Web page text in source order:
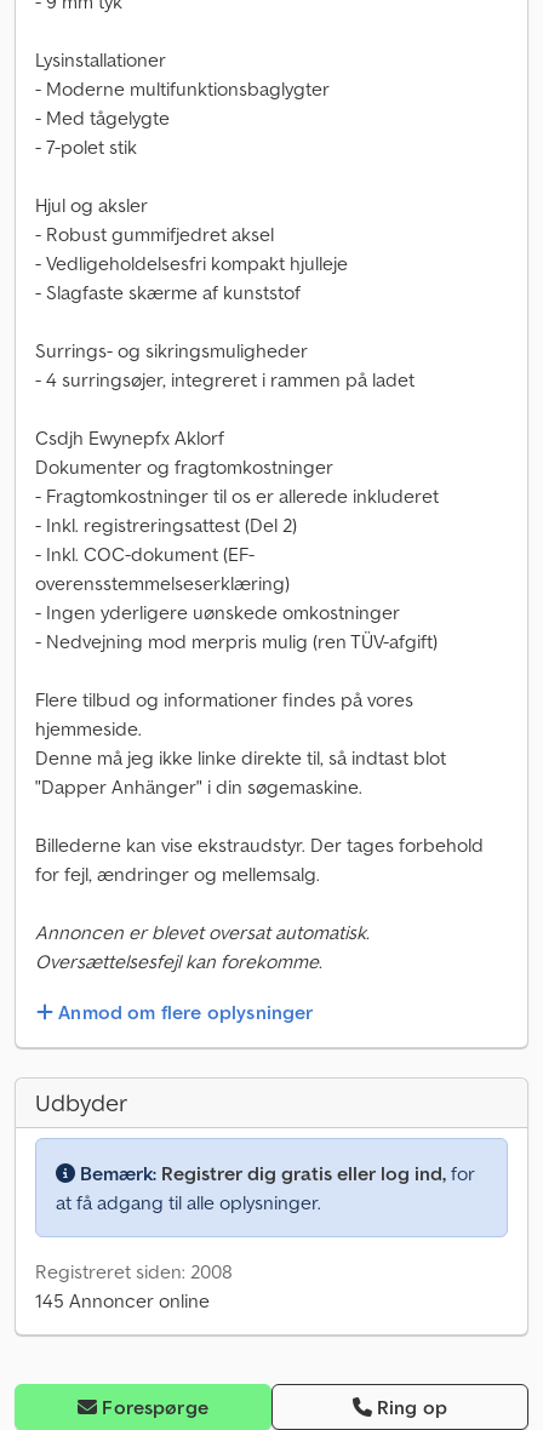
Lysinstallationer
- Moderne multifunktionsbaglygter
- Med tågelygte
- 7-polet stik
Hjul og aksler
- Robust gummifjedret aksel
- Vedligeholdelsesfri kompakt hjulleje
- Slagfaste skærme af kunststof
Surrings- og sikringsmuligheder
- 4 surringsøjer, integreret i rammen på ladet
Csdjh Ewynepfx Aklorf
Dokumenter og fragtomkostninger
- Fragtomkostninger til os er allerede inkluderet
- Inkl. registreringsattest (Del 2)
- Inkl. COC-dokument (EF-
overensstemmelseserklæring)
- Ingen yderligere uønskede omkostninger
- Nedvejning mod merpris mulig (ren TÜV-afgift)
Flere tilbud og informationer findes på vores
hjemmeside.
Denne må jeg ikke linke direkte til, så indtast blot
"Dapper Anhänger" i din søgemaskine.
Billederne kan vise ekstraudstyr. Der tages forbehold
for fejl, ændringer og mellemsalg.
Annoncen er blevet oversat automatisk.
Oversættelsesfejl kan forekomme.
Anmod om flere oplysninger
Udbyder
Bemærk: Registrer dig gratis eller log ind, for
at få adgang til alle oplysninger.
Registreret siden: 2008
145 Annoncer online
Forespørge Ring op